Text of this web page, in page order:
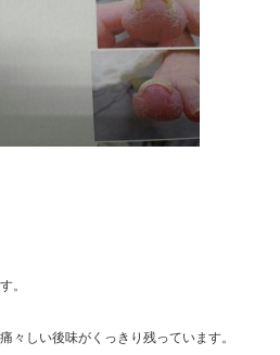
。
々しい後味がくっきり残っています。